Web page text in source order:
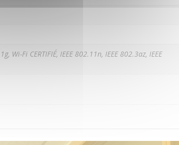
Wi-Fi CERTIFIÉ, IEEE 802.11n, IEEE 802.3az, IEEE